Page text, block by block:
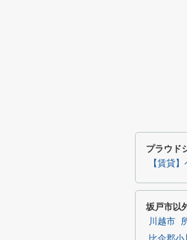
プラウド
【賃貸
坂戸市以
川越市